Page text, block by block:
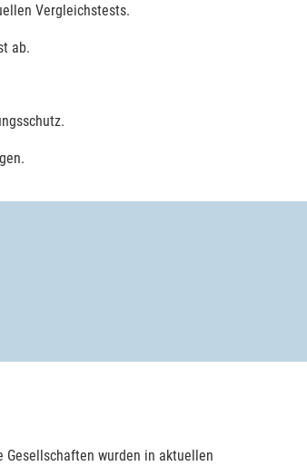
Vergleichstests.
ab.
Gesellschaften wurden in aktuellen